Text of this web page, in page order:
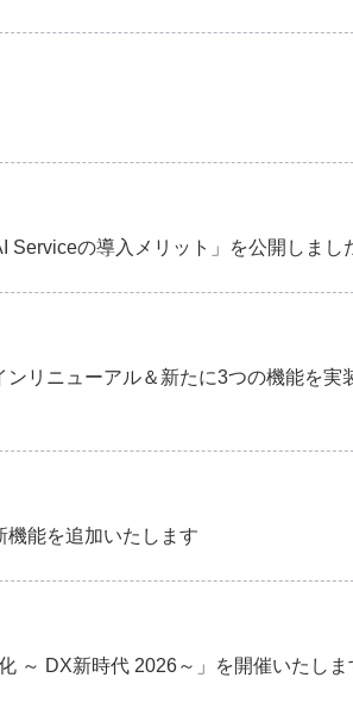
の導入メリット」を公開しまし
リニューアル＆新たに3つの機能を実
能を追加いたします
～ DX新時代 2026～」を開催いたしま